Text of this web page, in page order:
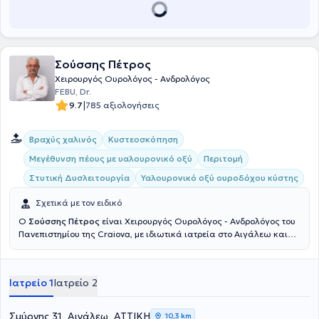
καλύτερη αντιμετώπιση του περιστατικού.
Σούσσης Πέτρος
Χειρουργός Ουρολόγος - Ανδρολόγος
FEBU, Dr.
9.7|785 αξιολογήσεις
Βραχύς χαλινός
Κυστεοσκόπηση
Μεγέθυνση πέους με υαλουρονικό οξύ
Περιτομή
Στυτική Δυσλειτουργία
Υαλουρονικό οξύ ουροδόχου κύστης
Σχετικά με τον ειδικό
Ο Σούσσης Πέτρος είναι Χειρουργός Ουρολόγος - Ανδρολόγος του
Πανεπιστημίου της Craiova, με ιδιωτικά ιατρεία στο Αιγάλεω και
αντιμετωπίζει ουρολογικές παθήσεις ανδρών και γυναικών.
αντιμετώπιση καλοήθους υπερπλασίας του προστάτη (TURis), στην
θεραπεία κονδυλωμάτων με εξάχνωση, καθώς και στην γυναικεία
ακράτεια. Το 1990-1994 θήτευσε στην Ουρολογική Κλινική του
Ιατρείο 1Ιατρείο 2
Σμύρνης 31, Αιγάλεω, ΑΤΤΙΚΗ 10,3 km